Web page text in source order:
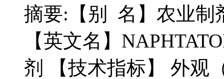
摘要: 【别 名】农业制
【英文名】
剂 【技术指标】 外观